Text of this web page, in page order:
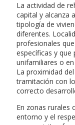
La actividad de
capital y alcanza
tipología de
diferentes.
profesionales
específicas y que
unifamiliares o
La proximidad
tramitación con
correcto
En zonas rurales
entorno y el